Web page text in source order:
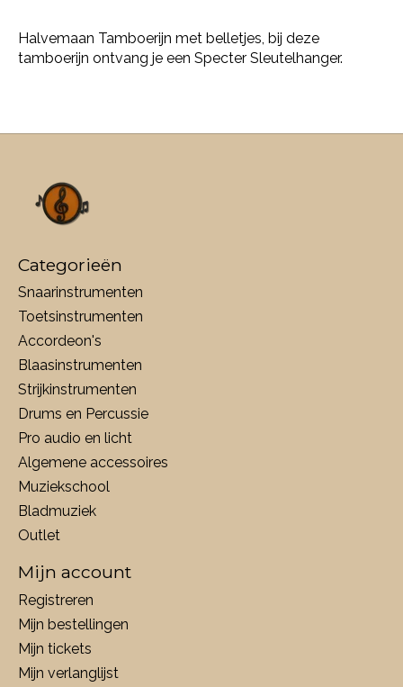
Halvemaan Tamboerijn met belletjes, bij deze
tamboerijn ontvang je een Specter Sleutelhanger.
Categorieën
Snaarinstrumenten
Toetsinstrumenten
Accordeon's
Blaasinstrumenten
Strijkinstrumenten
Drums en Percussie
Pro audio en licht
Algemene accessoires
Muziekschool
Bladmuziek
Outlet
Mijn account
Registreren
Mijn bestellingen
Mijn tickets
Mijn verlanglijst